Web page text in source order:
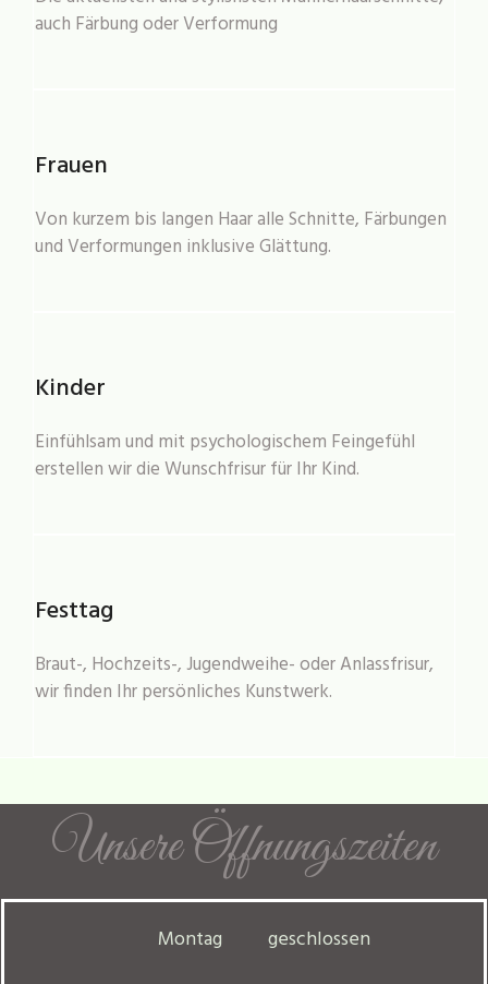
auch Färbung oder Verformung
Frauen
Von kurzem bis langen Haar alle Schnitte, Färbungen
und Verformungen inklusive Glättung.
Kinder
Einfühlsam und mit psychologischem Feingefühl
erstellen wir die Wunschfrisur für Ihr Kind.
Festtag
Braut-, Hochzeits-, Jugendweihe- oder Anlassfrisur,
wir finden Ihr persönliches Kunstwerk.
Unsere Öffnungszeiten
Montag geschlossen